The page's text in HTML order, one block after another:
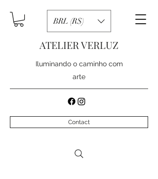
ATELIER VERLUZ
Iluminando o caminho com
arte
Contact
BRL (R$)